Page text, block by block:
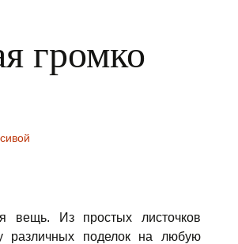
громко
вещь. Из простых листочков
различных поделок на любую